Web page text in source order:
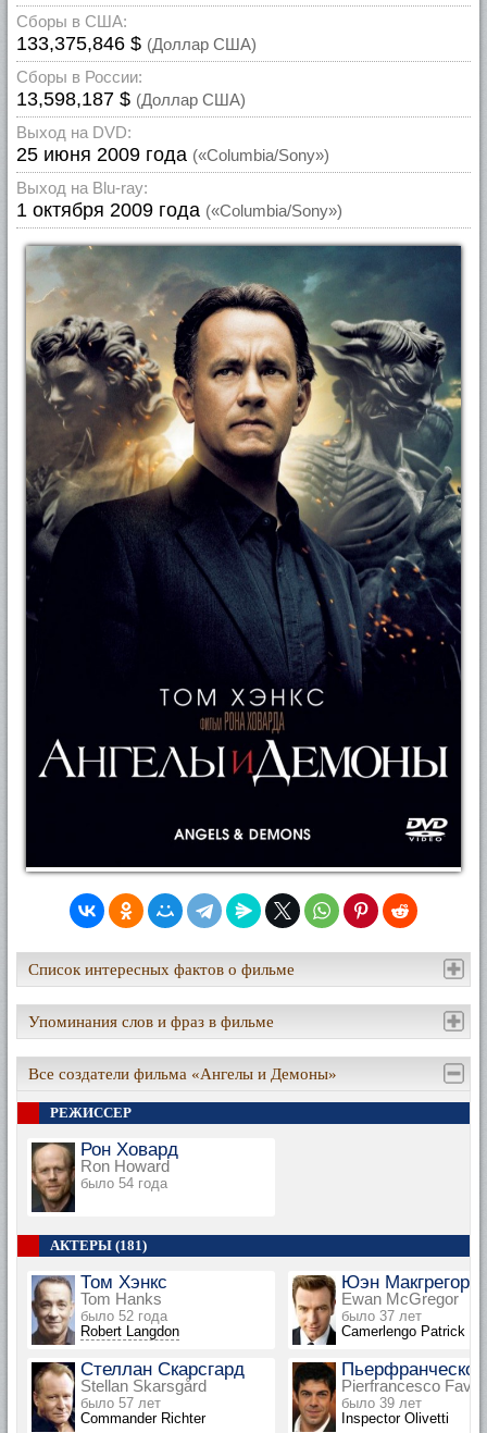
Сборы в США:
133,375,846 $ (Доллар США)
Сборы в России:
13,598,187 $ (Доллар США)
Выход на DVD:
25 июня 2009 года («Columbia/Sony»)
Выход на Blu-ray:
1 октября 2009 года («Columbia/Sony»)
Список интересных фактов о фильме
Упоминания слов и фраз в фильме
Все создатели фильма «Ангелы и Демоны»
РЕЖИССЕР
Рон Ховард
Ron Howard
было 54 года
АКТЕРЫ (181)
Том Хэнкс
Tom Hanks
было 52 года
Robert Langdon
Юэн Макгрегор
Ewan McGregor
было 37 лет
Camerlengo Patrick
Стеллан Скарсгард
Stellan Skarsgård
было 57 лет
Commander Richter
Пьерфранческо
Pierfrancesco
было 39 лет
Inspector Olivetti